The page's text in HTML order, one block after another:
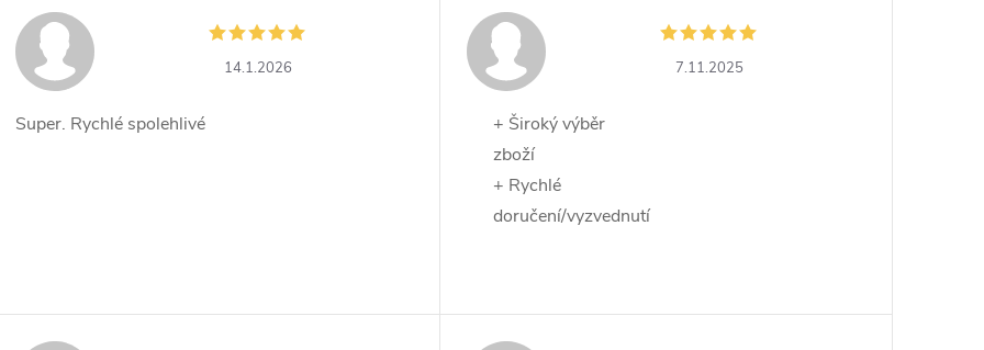
14.1.2026
Super. Rychlé spolehlivé
7.11.2025
+ Široký výběr
zboží
+ Rychlé
doručení/vyzvednutí